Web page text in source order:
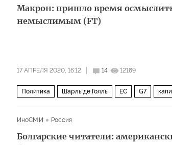
Макрон: пришло время осмыслить
немыслимым (FT)
17 АПРЕЛЯ 2020, 16:12 14 12189
Политика Шарль де Голль ЕС G7
ИноСМИ Россия
Болгарские читатели: